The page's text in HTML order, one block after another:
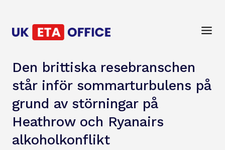
Den brittiska resebranschen
står inför sommarturbulens på
grund av störningar på
Heathrow och Ryanairs
alkoholkonflikt